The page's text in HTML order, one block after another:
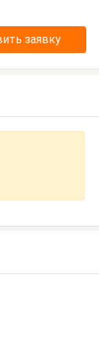
заявку